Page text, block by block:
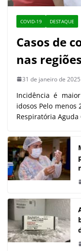
COVID-19 DESTAQUE
Casos de
nas
31 de janeiro de 2025
Incidência é
idosos Pelo menos
Respiratória Aguda